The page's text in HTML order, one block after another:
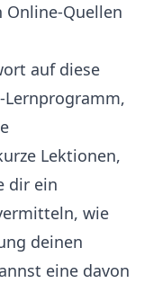
Quellen
auf diese
Lernprogramm,
Lektionen,
dir ein
wie
deinen
eine davon